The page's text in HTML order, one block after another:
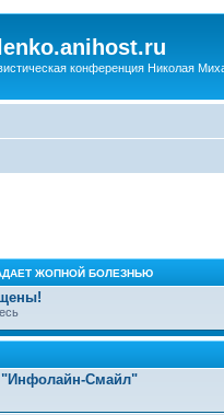
конференция Николая
ЖОПНОЙ БОЛЕЗНЬЮ
"Инфолайн-Смайл"